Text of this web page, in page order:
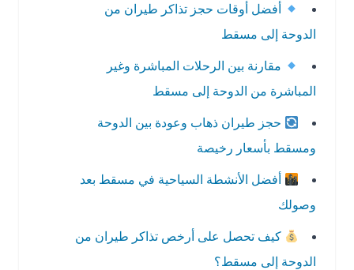
أفضل أوقات حجز تذاكر طيران من
الدوحة إلى مسقط
مقارنة بين الرحلات المباشرة وغير
المباشرة من الدوحة إلى مسقط
حجز طيران ذهاب وعودة بين الدوحة
ومسقط بأسعار رخيصة
أفضل الأنشطة السياحية في مسقط بعد
وصولك
كيف تحصل على أرخص تذاكر طيران من
الدوحة إلى مسقط؟